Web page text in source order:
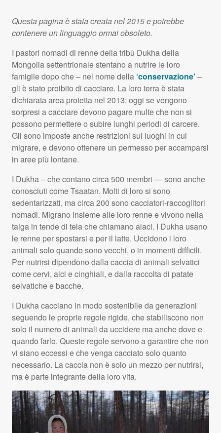
Questa pagina è stata creata nel 2015 e potrebbe
contenere un linguaggio ormai obsoleto.
I pastori nomadi di renne della tribù Dukha della
Mongolia settentrionale stentano a nutrire le loro
famiglie dopo che – nel nome della ‘conservazione’–
gli è stato proibito di cacciare. La loro terra è stata
dichiarata area protetta nel 2013: oggi se vengono
sorpresi a cacciare devono pagare multe che non si
possono permettere o subire lunghi periodi di carcere.
Gli sono imposte anche restrizioni sui luoghi in cui
migrare, e devono ottenere un permesso per accamparsi
in aree più lontane.
I Dukha – che contano circa 500 membri — sono anche
conosciuti come Tsaatan. Molti di loro si sono
sedentarizzati, ma circa 200 sono cacciatori-raccoglitori
nomadi. Migrano insieme alle loro renne e vivono nella
taiga in tende di tela che chiamano alaci. I Dukha usano
le renne per spostarsi e per il latte. Uccidono i loro
animali solo quando sono vecchi, o in momenti difficili.
Per nutrirsi dipendono dalla caccia di animali selvatici
come cervi, alci e cinghiali, e dalla raccolta di patate
selvatiche e bacche.
I Dukha cacciano in modo sostenibile da generazioni
seguendo le proprie regole rigide, che stabiliscono non
solo il numero di animali da uccidere ma anche dove e
quando farlo. Queste regole servono a garantire che non
vi siano eccessi e che venga cacciato solo quanto
necessario. La caccia non è solo un mezzo per nutrirsi,
ma è parte integrante della loro vita.